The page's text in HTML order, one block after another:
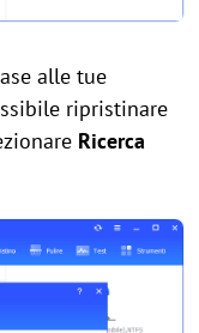
alle tue
ripristinare
Ricerca